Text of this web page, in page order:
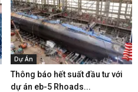
Dự Án
Thông báo hết suất đầu tư với
dự án eb-5 Rhoads...